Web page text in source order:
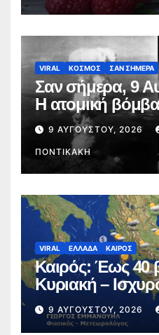
VIRAL ΚΟΣΜΟΣ ΣΑΝ ΣΗΜΕΡΑ
Σαν σήμερα, 9
Η ατομική
το Ναγκασάκι
9 ΑΥΓΟΎΣΤΟΥ, 2026
ΠΟΝΤΙΚΆΚΗ
VIRAL ΕΛΛΑΔΑ ΚΑΙΡΟΣ
Καιρός: Έως 40
Κυριακή –
Αιγαίο (video)
9 ΑΥΓΟΎΣΤΟΥ, 2026